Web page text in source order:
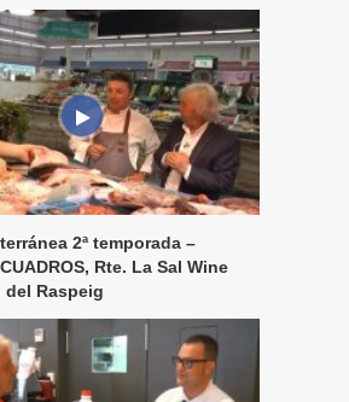
2ª temporada –
Rte. La Sal Wine
del Raspeig